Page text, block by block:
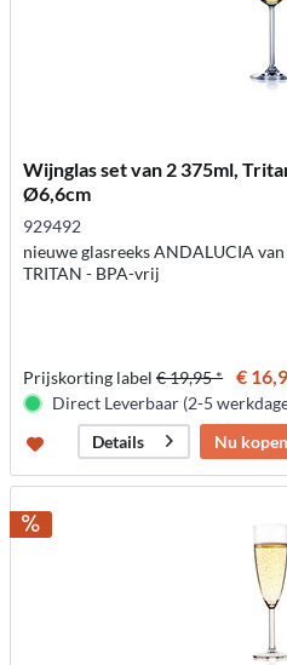
Wijnglas set van 2 375ml,
Ø6,6cm
929492
nieuwe glasreeks ANDALUCIA
TRITAN - BPA-vrij
Prijskorting label€ 19,95 * €
Direct Leverbaar (2-5
Details
Nu kopen